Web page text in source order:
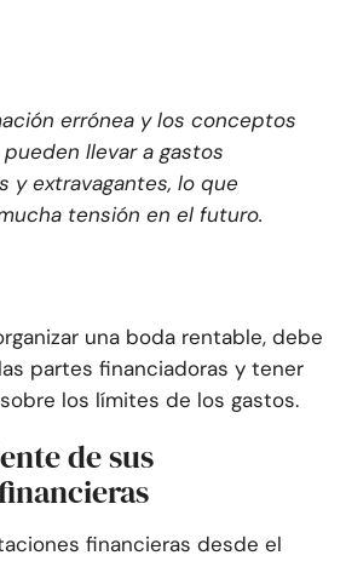
errónea y los conceptos
llevar a gastos
y extravagantes, lo que
tensión en el futuro.
una boda rentable, debe
partes financiadoras y tener
los límites de los gastos.
de sus
financieras desde el